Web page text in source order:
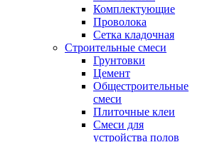
Комплектующие
Проволока
Сетка кладочная
Строительные смеси
Грунтовки
Цемент
Общестроительные
смеси
Плиточные клеи
Смеси для
устройства полов